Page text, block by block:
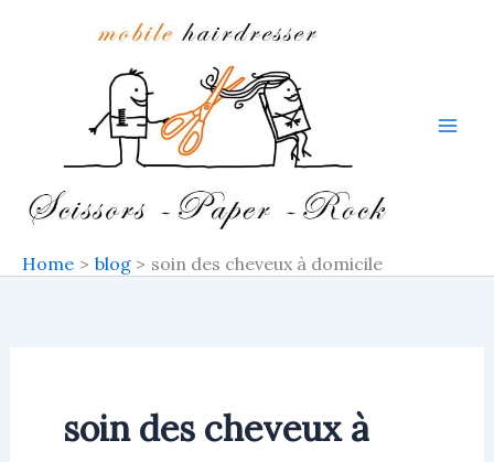
Home blog soin des cheveux à domicile
soin des cheveux à